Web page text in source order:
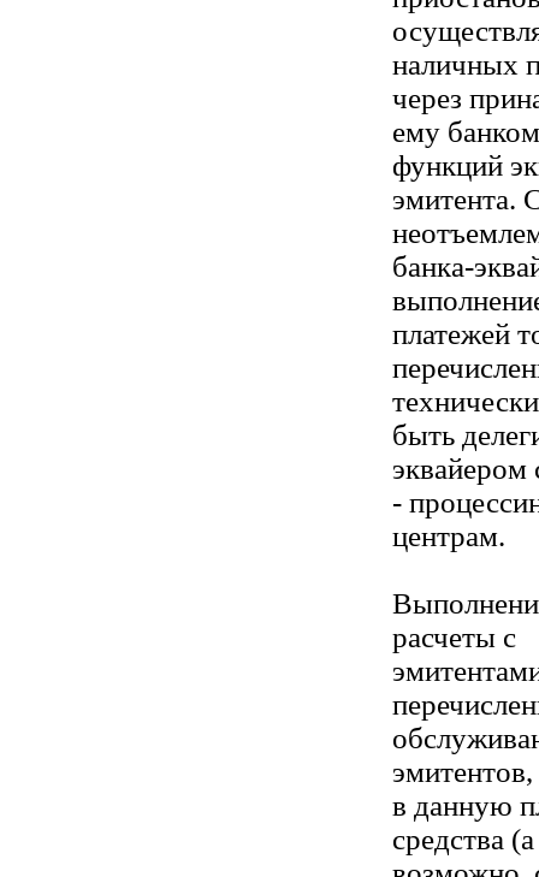
наличных
через
ему
функций
эмитента.
банка-
платежей
быть
эквайером
-
центрам.
расчеты с
в данную
средства